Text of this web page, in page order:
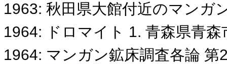
1963: 秋田県大館付近のマンガ
1964: ドロマイト 1. 青森県青
1964: マンガン鉱床調査各論 第